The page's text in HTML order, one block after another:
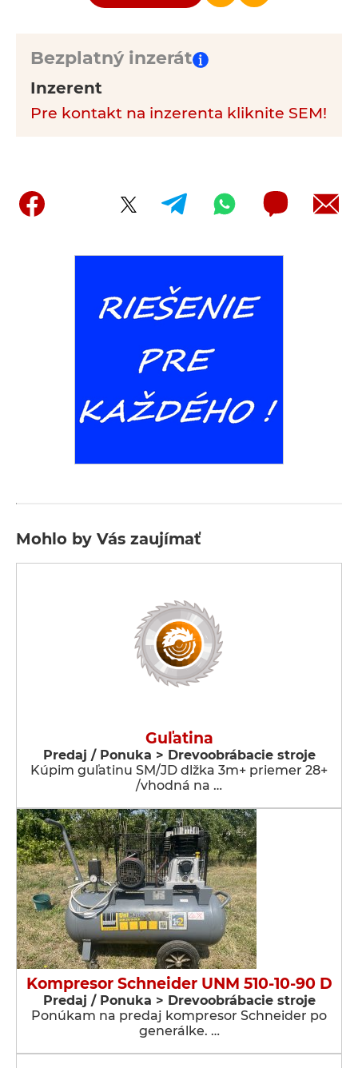
Bezplatný inzerát
Inzerent
Pre kontakt na inzerenta kliknite SEM!
Mohlo by Vás zaujímať
Guľatina
Predaj / Ponuka > Drevoobrábacie stroje
Kúpim guľatinu SM/JD dlžka 3m+ priemer 28+
/vhodná na …
Kompresor Schneider UNM 510-10-90 D
Predaj / Ponuka > Drevoobrábacie stroje
Ponúkam na predaj kompresor Schneider po
generálke. …